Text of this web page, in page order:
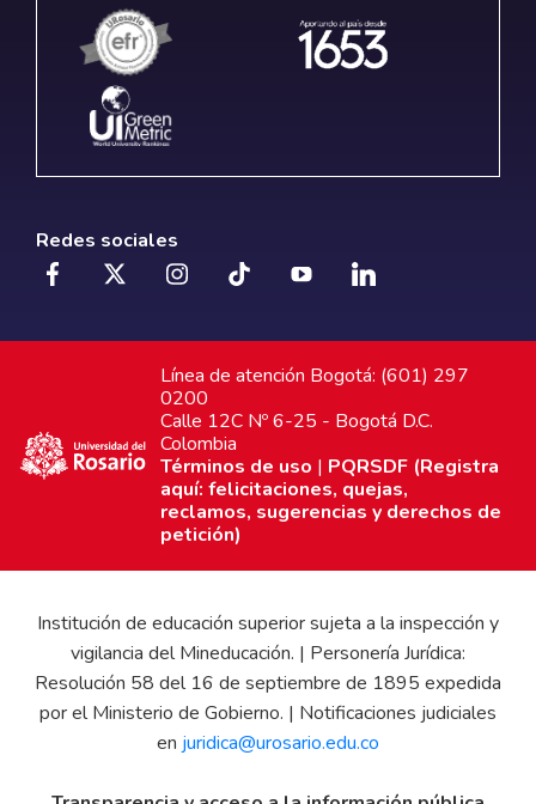
Redes sociales
Línea de atención Bogotá: (601) 297
0200
Calle 12C Nº 6-25 - Bogotá D.C.
Colombia
Términos de uso | PQRSDF (Registra
aquí: felicitaciones, quejas,
reclamos, sugerencias y derechos de
petición)
Institución de educación superior sujeta a la inspección y
vigilancia del Mineducación. | Personería Jurídica:
Resolución 58 del 16 de septiembre de 1895 expedida
por el Ministerio de Gobierno. | Notificaciones judiciales
en juridica@urosario.edu.co